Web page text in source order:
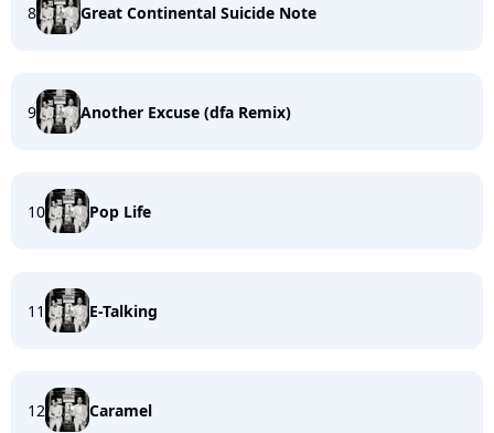
8 Great Continental Suicide Note
9 Another Excuse (dfa Remix)
10 Pop Life
11 E-Talking
12 Caramel